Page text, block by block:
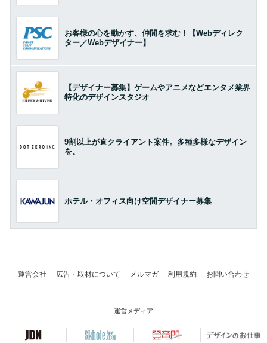
お客様の心を動かす、仲間を求む！【Webディレク
ター／Webデザイナー】
【デザイナー募集】ゲームやアニメなどエンタメ業界
特化のデザインスタジオ
9割以上が直クライアント案件。多種多様なデザイン
を。
ホテル・オフィス向け空間デザイナー募集
運営会社 広告・取材について メルマガ 利用規約 お問い合わせ
運営メディア